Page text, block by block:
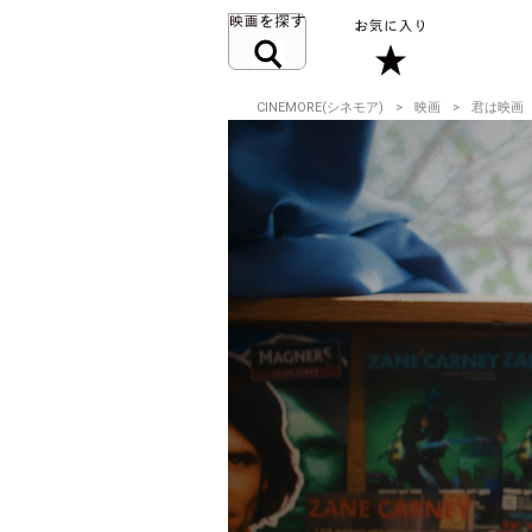
CINEMORE(シネモア) 映画 君は映画